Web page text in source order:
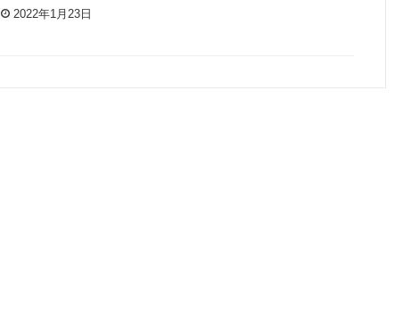
2022年1月23日